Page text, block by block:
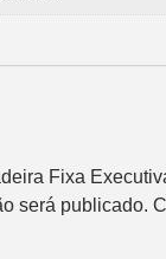
Fixa
será publicado.